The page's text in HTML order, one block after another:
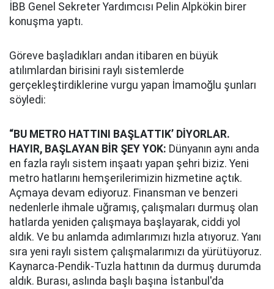
İBB Genel Sekreter Yardımcısı Pelin Alpkökin birer
konuşma yaptı.
Göreve başladıkları andan itibaren en büyük
atılımlardan birisini raylı sistemlerde
gerçekleştirdiklerine vurgu yapan İmamoğlu şunları
söyledi:
“BU METRO HATTINI BAŞLATTIK’ DİYORLAR.
HAYIR, BAŞLAYAN BİR ŞEY YOK: Dünyanın aynı anda
en fazla raylı sistem inşaatı yapan şehri biziz. Yeni
metro hatlarını hemşerilerimizin hizmetine açtık.
Açmaya devam ediyoruz. Finansman ve benzeri
nedenlerle ihmale uğramış, çalışmaları durmuş olan
hatlarda yeniden çalışmaya başlayarak, ciddi yol
aldık. Ve bu anlamda adımlarımızı hızla atıyoruz. Yanı
sıra yeni raylı sistem çalışmalarımızı da yürütüyoruz.
Kaynarca-Pendik-Tuzla hattının da durmuş durumda
aldık. Burası, aslında başlı başına İstanbul'da